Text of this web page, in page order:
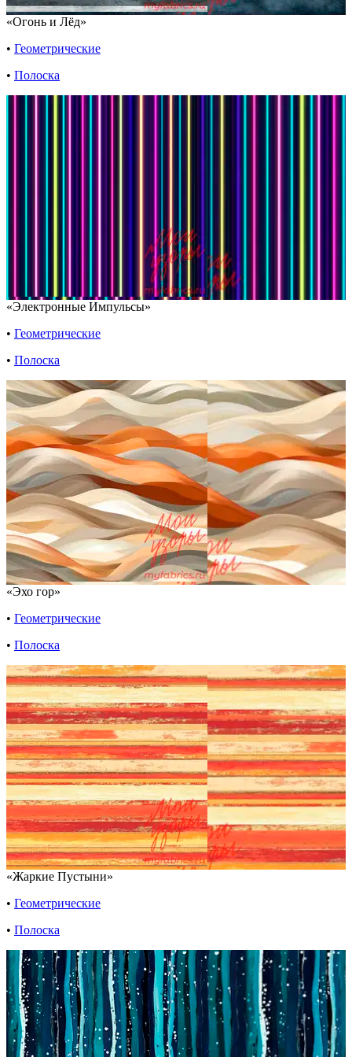
«Огонь и Лёд»
• Геометрические
• Полоска
«Электронные Импульсы»
• Геометрические
• Полоска
«Эхо гор»
• Геометрические
• Полоска
«Жаркие Пустыни»
• Геометрические
• Полоска